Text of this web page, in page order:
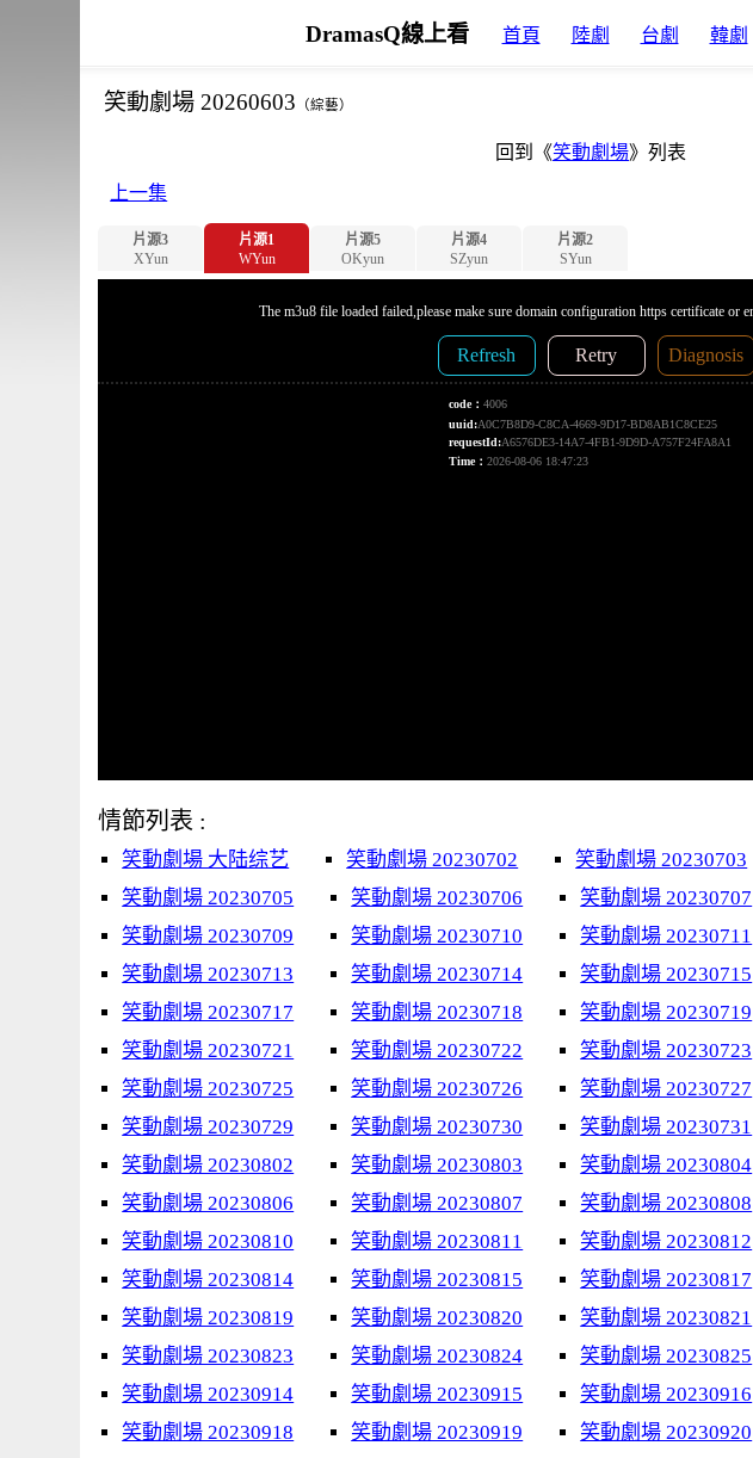
DramasQ線上看 首頁 陸劇 台劇 韓劇
笑動劇場 20260603 （綜藝）
回到《笑動劇場》列表
上一集
片源3
XYun
片源1
WYun
片源5
OKyun
片源4
SZyun
片源2
SYun
情節列表 :
笑動劇場 大陆综艺 笑動劇場 20230702 笑動劇場 20230703
笑動劇場 20230705
笑動劇場 20230706 笑動劇場 20230707
笑動劇場 20230709
笑動劇場 20230710 笑動劇場 20230711
笑動劇場 20230713
笑動劇場 20230714 笑動劇場 20230715
笑動劇場 20230717
笑動劇場 20230718 笑動劇場 20230719
笑動劇場 20230721
笑動劇場 20230722 笑動劇場 20230723
笑動劇場 20230725
笑動劇場 20230726 笑動劇場 20230727
笑動劇場 20230729
笑動劇場 20230730 笑動劇場 20230731
笑動劇場 20230802
笑動劇場 20230803 笑動劇場 20230804
笑動劇場 20230806
笑動劇場 20230807 笑動劇場 20230808
笑動劇場 20230810
笑動劇場 20230811 笑動劇場 20230812
笑動劇場 20230814
笑動劇場 20230815 笑動劇場 20230817
笑動劇場 20230819
笑動劇場 20230820 笑動劇場 20230821
笑動劇場 20230823
笑動劇場 20230824 笑動劇場 20230825
笑動劇場 20230914
笑動劇場 20230915 笑動劇場 20230916
笑動劇場 20230918
笑動劇場 20230919 笑動劇場 20230920